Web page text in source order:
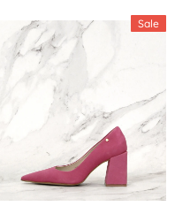
Sale